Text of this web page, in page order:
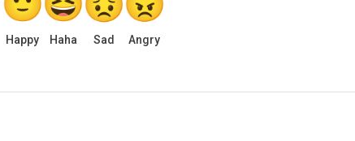
Happy Haha Sad Angry